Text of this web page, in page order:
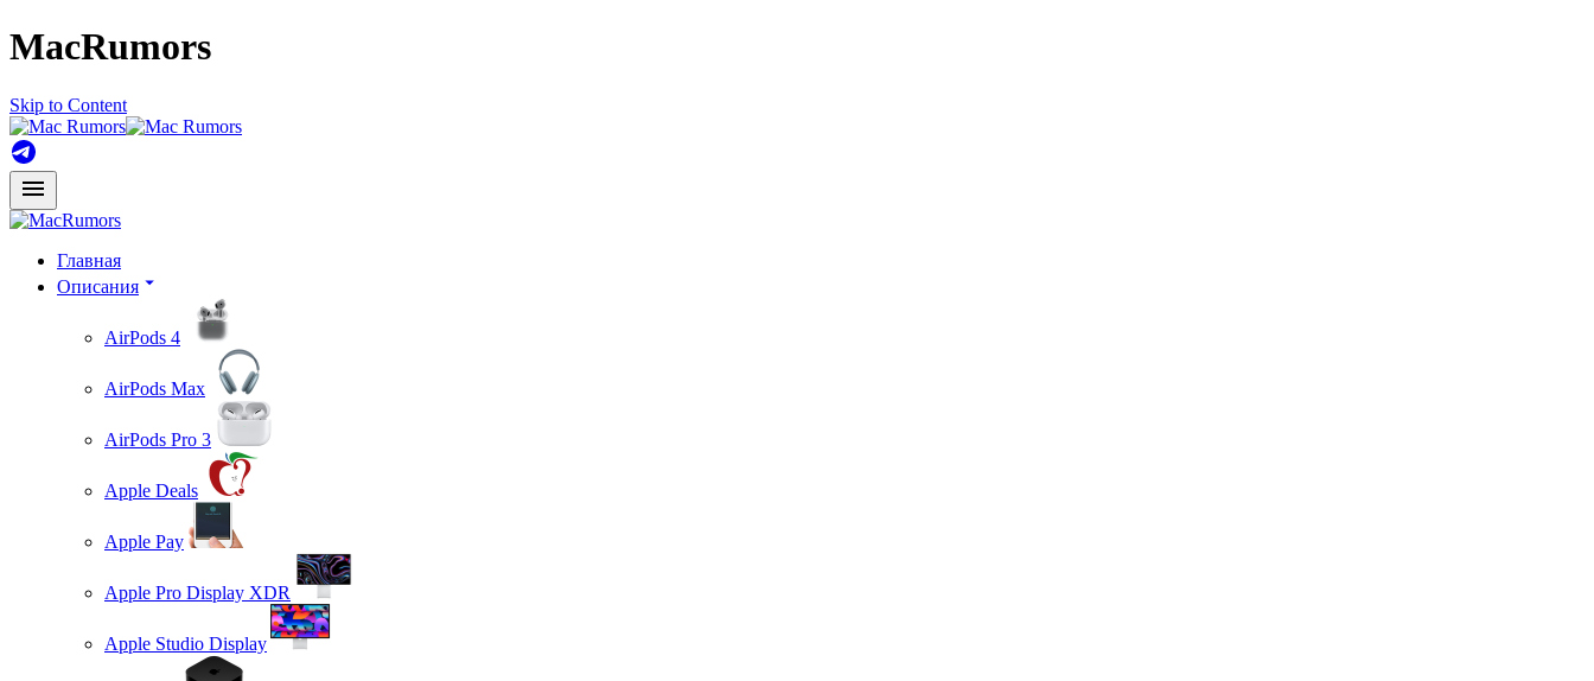
MacRumors
Skip to Content
Главная
Описания
AirPods 4
AirPods Max
AirPods Pro 3
Apple Deals
Apple Pay
Apple Pro Display XDR
Apple Studio Display